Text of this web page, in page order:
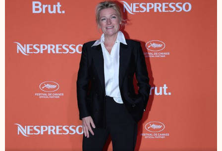
19 novembre, au
Studio Gabriel à Paris,
Christophe Clovis /
Bestimage
Anne Elisabeth
Lemoine au photocall
du dîner L'Oréal Paris
en l'honneur des
femmes du cinéma lors
du 78ème Festival
International du Film
de Cannes. © Lionel
Urman/Bestimage